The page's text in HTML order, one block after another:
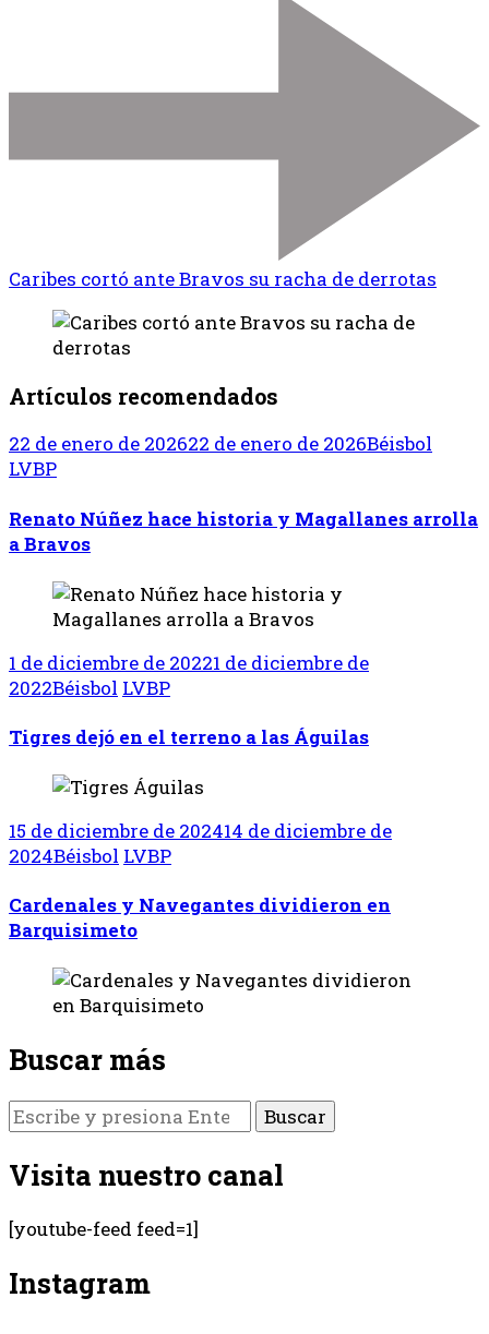
Caribes cortó ante Bravos su racha de derrotas
Artículos recomendados
22 de enero de 202622 de enero de 2026Béisbol
LVBP
Renato Núñez hace historia y Magallanes arrolla
a Bravos
1 de diciembre de 20221 de diciembre de
2022Béisbol LVBP
Tigres dejó en el terreno a las Águilas
15 de diciembre de 202414 de diciembre de
2024Béisbol LVBP
Cardenales y Navegantes dividieron en
Barquisimeto
Buscar más
¿Buscas
algo?
Visita nuestro canal
[youtube-feed feed=1]
Instagram